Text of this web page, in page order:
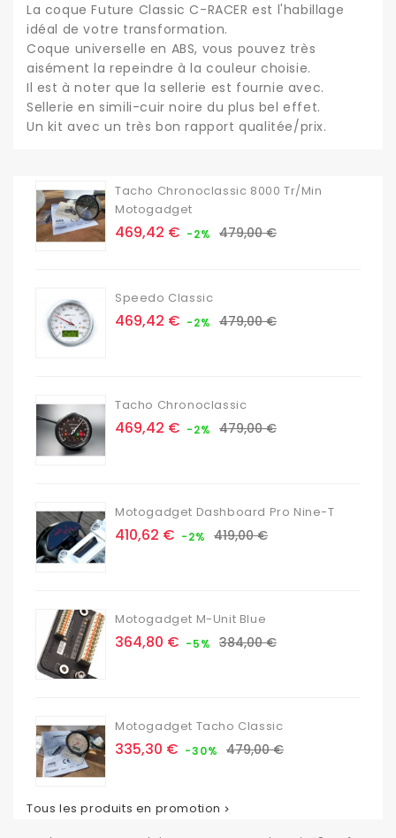
La coque Future Classic C-RACER est l'habillage
idéal de votre transformation.
Coque universelle en ABS, vous pouvez très
aisément la repeindre à la couleur choisie.
Il est à noter que la sellerie est fournie avec.
Sellerie en simili-cuir noire du plus bel effet.
Un kit avec un très bon rapport qualitée/prix.
Tacho Chronoclassic 8000 Tr/min
Motogadget
Prix
469,42 € -2% Prix
479,00 €
Speedo Classic
Prix
469,42 € -2% Prix
479,00 €
Tacho Chronoclassic
Prix
469,42 € -2% Prix
479,00 €
Motogadget Dashboard Pro Nine-T
Prix
410,62 € -2% Prix
419,00 €
Motogadget M-Unit Blue
Prix
364,80 € -5% Prix
384,00 €
Motogadget Tacho Classic
Prix
335,30 € -30% Prix
479,00 €
Tous les produits en promotion 